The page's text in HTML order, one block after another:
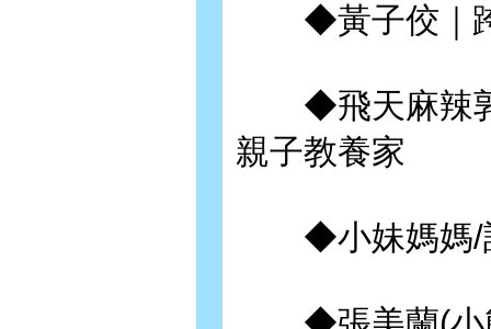
◆黃子佼｜
◆飛天麻辣郭
親子教養家
◆小妹媽媽/許